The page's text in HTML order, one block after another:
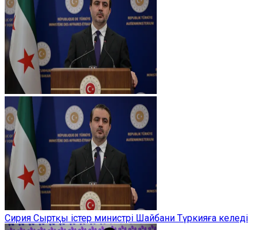
Сирия Сыртқы істер министрі Шайбани Түркияға келеді